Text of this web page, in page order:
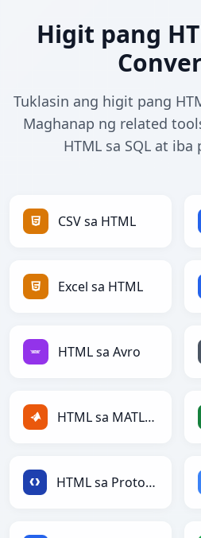
Higit pang
Tuklasin ang higit pang
Maghanap ng related
HTML sa SQL at
CSV sa HTML
Excel sa HTML
HTML sa Avro
HTML sa MATLAB
HTML sa Protobuf